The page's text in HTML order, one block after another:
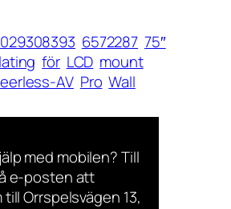
6572287 75″
för LCD mount
AV Pro Wall
med mobilen? Till
e-posten att
Orrspelsvägen 13,